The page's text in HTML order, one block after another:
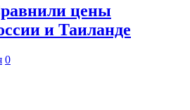
цены
и Таиланде
0